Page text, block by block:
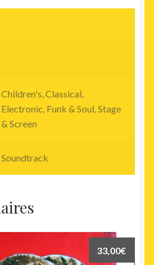
Children's,Classical,
Electronic, Funk & Soul,Stage
& Screen
Soundtrack
33,00€